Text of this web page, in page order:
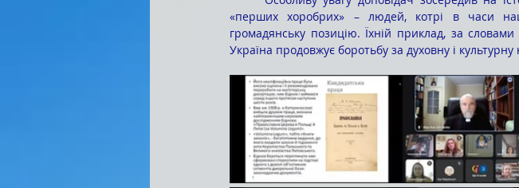
«перших хоробрих» – людей, котрі в часи
громадянську позицію. Їхній приклад, за
Україна продовжує боротьбу за духовну і культурну